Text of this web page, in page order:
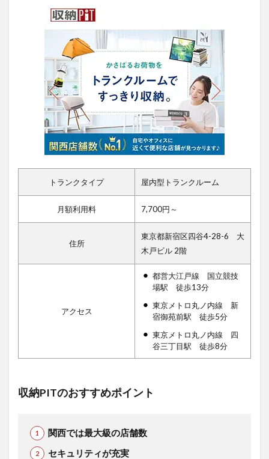
トランクタイプ 屋内型トランクルーム
月額利用料 7,700円～
住所
東京都新宿区四谷4-28-6 大
木戸ビル 2階
アクセス
都営大江戸線 国立競技
場駅 徒歩13分
東京メトロ丸ノ内線 新
宿御苑前駅 徒歩5分
東京メトロ丸ノ内線 四
谷三丁目駅 徒歩8分
収納PITのおすすめポイント
関西では最大級の店舗数
セキュリティが充実